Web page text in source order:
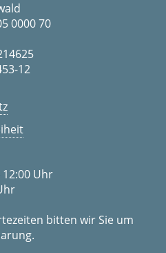
0000 70
12
12:00 Uhr
bitten wir Sie um